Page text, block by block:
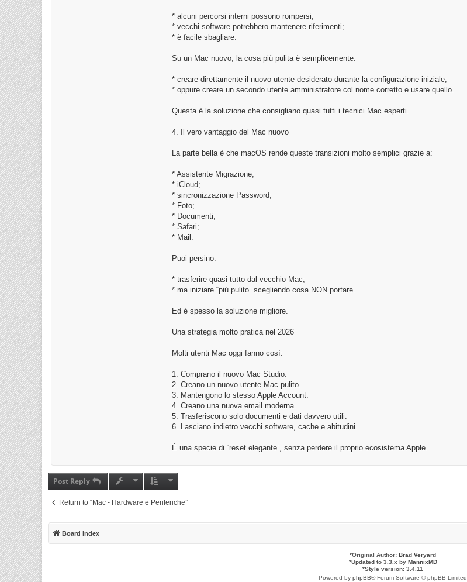
* alcuni percorsi interni possono rompersi;
* vecchi software potrebbero mantenere riferimenti;
* è facile sbagliare.
Su un Mac nuovo, la cosa più pulita è semplicemente:
* creare direttamente il nuovo utente desiderato durante la configurazione iniziale;
* oppure creare un secondo utente amministratore col nome corretto e usare quello.
Questa è la soluzione che consigliano quasi tutti i tecnici Mac esperti.
4. Il vero vantaggio del Mac nuovo
La parte bella è che macOS rende queste transizioni molto semplici grazie a:
* Assistente Migrazione;
* iCloud;
* sincronizzazione Password;
* Foto;
* Documenti;
* Safari;
* Mail.
Puoi persino:
* trasferire quasi tutto dal vecchio Mac;
* ma iniziare “più pulito” scegliendo cosa NON portare.
Ed è spesso la soluzione migliore.
Una strategia molto pratica nel 2026
Molti utenti Mac oggi fanno così:
1. Comprano il nuovo Mac Studio.
2. Creano un nuovo utente Mac pulito.
3. Mantengono lo stesso Apple Account.
4. Creano una nuova email moderna.
5. Trasferiscono solo documenti e dati davvero utili.
6. Lasciano indietro vecchi software, cache e abitudini.
È una specie di “reset elegante”, senza perdere il proprio ecosistema Apple.
Post Reply
Return to “Mac - Hardware e Periferiche”
Board index
*Original Author: Brad Veryard
*Updated to 3.3.x by MannixMD
*Style version: 3.4.11
Powered by phpBB® Forum Software © phpBB Limited